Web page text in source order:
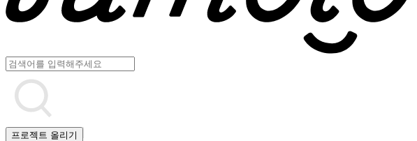
프로젝트 올리기